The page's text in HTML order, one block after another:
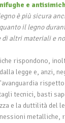
e
è più sicura
il legno
altri materiali e
rispondono,
legge e, anzi,
tecnici, basti
e la duttilità del
metalliche,